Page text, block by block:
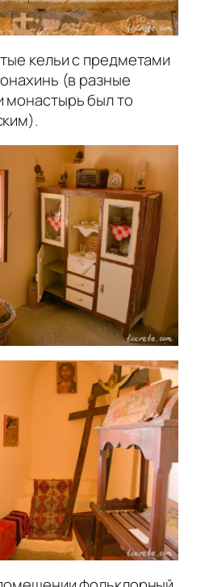
кельи с предметами
(в разные
был то